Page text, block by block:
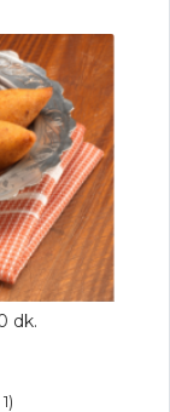
dk.